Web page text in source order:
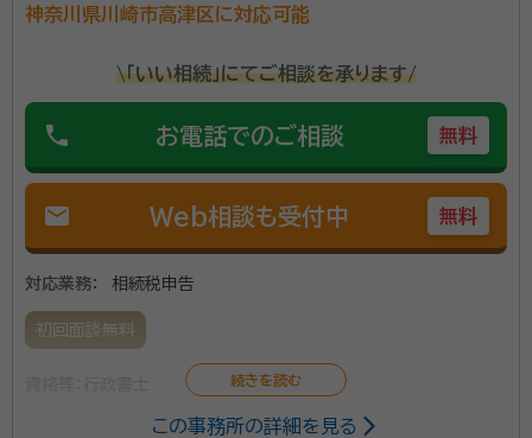
た、生前対策では、相続税の試算や贈与・遺言・不動産の
家族の安心をつなぐサポートをします。
所属団体：東京地方税理士会、神奈川県社会保険労務士会
神奈川県川崎市高津区に対応可能
\「いい相続」にてご相談を承ります/
phone お電話でのご相談 無料
mail Web相談も受付中 無料
対応業務： 相続税申告
初回面談無料
この事務所の詳細を見る